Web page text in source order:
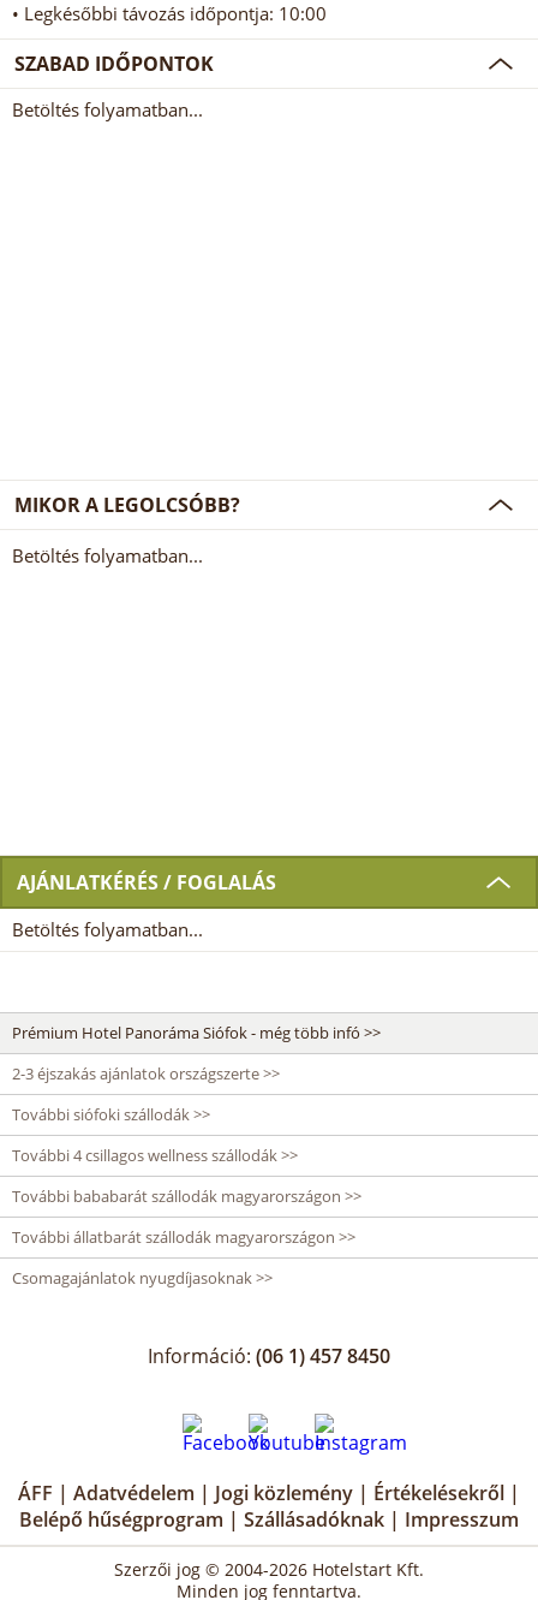
• Legkésőbbi távozás időpontja: 10:00
SZABAD IDŐPONTOK
Betöltés folyamatban...
MIKOR A LEGOLCSÓBB?
Betöltés folyamatban...
AJÁNLATKÉRÉS / FOGLALÁS
Betöltés folyamatban...
Prémium Hotel Panoráma Siófok - még több infó >>
2-3 éjszakás ajánlatok országszerte >>
További siófoki szállodák >>
További 4 csillagos wellness szállodák >>
További bababarát szállodák magyarországon >>
További állatbarát szállodák magyarországon >>
Csomagajánlatok nyugdíjasoknak >>
Információ: (06 1) 457 8450
ÁFF | Adatvédelem | Jogi közlemény | Értékelésekről |
Belépő hűségprogram | Szállásadóknak | Impresszum
Szerzői jog © 2004-2026 Hotelstart Kft.
Minden jog fenntartva.